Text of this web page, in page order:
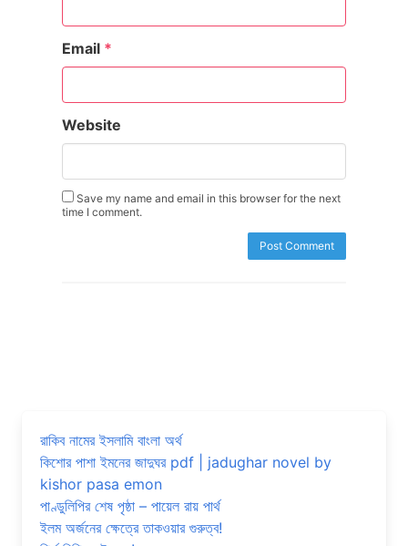
Email *
Website
Save my name and email in this browser for the next
time I comment.
রাকিব নামের ইসলামি বাংলা অর্থ
কিশোর পাশা ইমনের জাদুঘর pdf | jadughar novel by
kishor pasa emon
পাণ্ডুলিপির শেষ পৃষ্ঠা – পায়েল রায় পার্থ
ইলম অর্জনের ক্ষেত্রে তাকওয়ার গুরুত্ব!